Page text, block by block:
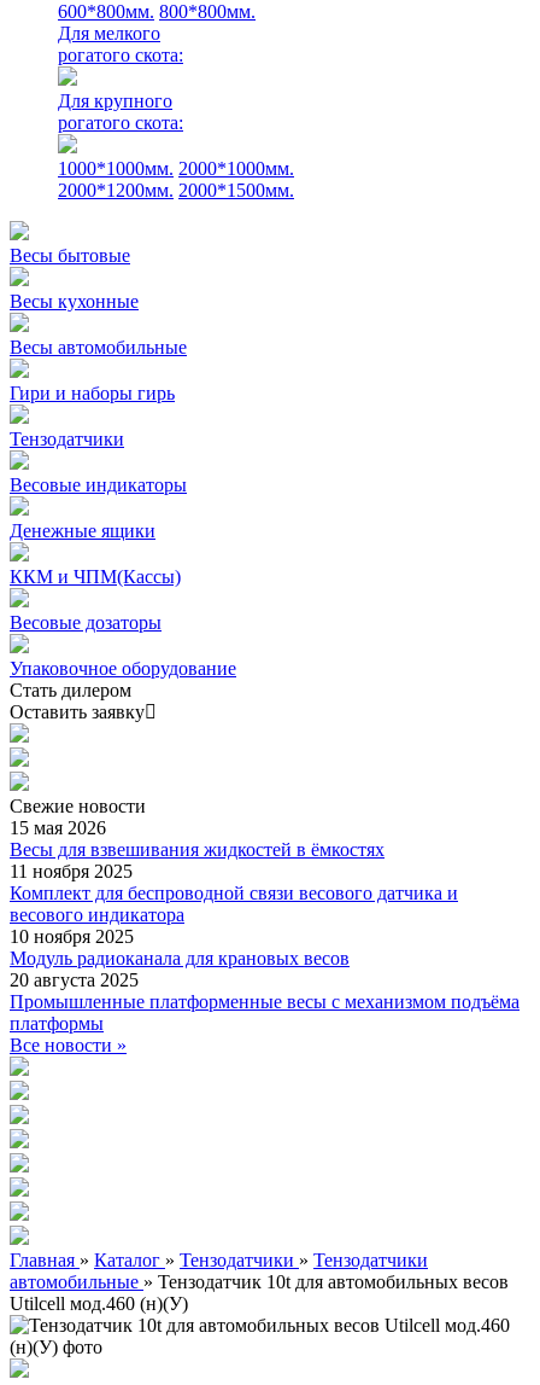
600*800мм. 800*800мм.
Для мелкого
рогатого скота:
Для крупного
рогатого скота:
1000*1000мм. 2000*1000мм.
2000*1200мм. 2000*1500мм.
Весы бытовые
Весы кухонные
Весы автомобильные
Гири и наборы гирь
Тензодатчики
Весовые индикаторы
Денежные ящики
ККМ и ЧПМ(Кассы)
Весовые дозаторы
Упаковочное оборудование
Стать дилером
Оставить заявку
Свежие новости
15 мая 2026
Весы для взвешивания жидкостей в ёмкостях
11 ноября 2025
Комплект для беспроводной связи весового датчика и
весового индикатора
10 ноября 2025
Модуль радиоканала для крановых весов
20 августа 2025
Промышленные платформенные весы с механизмом подъёма
платформы
Все новости »
Главная » Каталог » Тензодатчики » Тензодатчики
автомобильные » Тензодатчик 10t для автомобильных весов
Utilcell мод.460 (н)(У)